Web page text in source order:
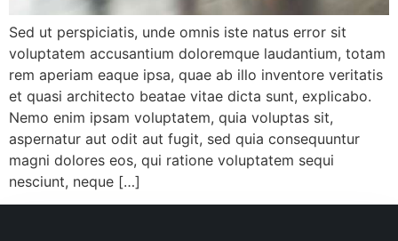
Sed ut perspiciatis, unde omnis iste natus error sit
voluptatem accusantium doloremque laudantium, totam
rem aperiam eaque ipsa, quae ab illo inventore veritatis
et quasi architecto beatae vitae dicta sunt, explicabo.
Nemo enim ipsam voluptatem, quia voluptas sit,
aspernatur aut odit aut fugit, sed quia consequuntur
magni dolores eos, qui ratione voluptatem sequi
nesciunt, neque […]